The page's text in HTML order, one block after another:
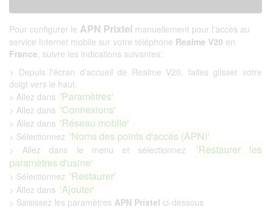
Pour configurer le APN Prixtel manuellement pour l'accès au
service Internet mobile sur votre téléphone Realme V20 en
France, suivre les indications suivantes:
> Depuis l'écran d'accueil de Realme V20, faites glisser votre
doigt vers le haut.
> Allez dans 'Paramètres'
> Allez dans 'Connexions'
> Allez dans 'Réseau mobile'
> Sélectionnez 'Noms des points d'accès (APN)'
> Allez dans le menu et sélectionnez
'Restaurer les
paramètres d'usine'
> Sélectionnez 'Restaurer'
> Allez dans 'Ajouter'
> Saisissez les paramètres APN Prixtel ci-dessous